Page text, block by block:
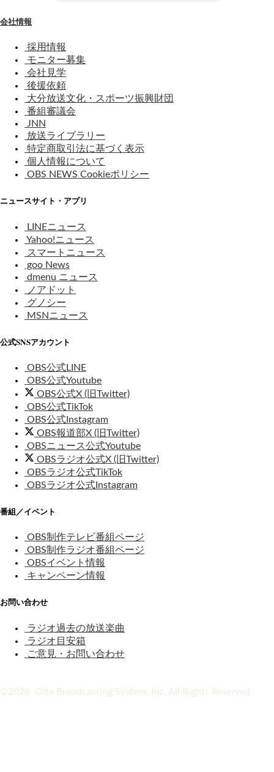
会社情報
採用情報
モニター募集
会社見学
後援依頼
大分放送文化・スポーツ振興財団
番組審議会
JNN
放送ライブラリー
特定商取引法に基づく表示
個人情報について
OBS NEWS Cookieポリシー
ニュースサイト・アプリ
LINEニュース
Yahoo!ニュース
スマートニュース
goo News
dmenu ニュース
ノアドット
グノシー
MSNニュース
公式SNSアカウント
OBS公式LINE
OBS公式Youtube
OBS公式X (旧Twitter)
OBS公式TikTok
OBS公式Instagram
OBS報道部X (旧Twitter)
OBSニュース公式Youtube
OBSラジオ公式X (旧Twitter)
OBSラジオ公式TikTok
OBSラジオ公式Instagram
番組／イベント
OBS制作テレビ番組ページ
OBS制作ラジオ番組ページ
OBSイベント情報
キャンペーン情報
お問い合わせ
ラジオ過去の放送楽曲
ラジオ目安箱
ご意見・お問い合わせ
©2026 Oita Broadcasting System, Inc. All Rights Reserved.